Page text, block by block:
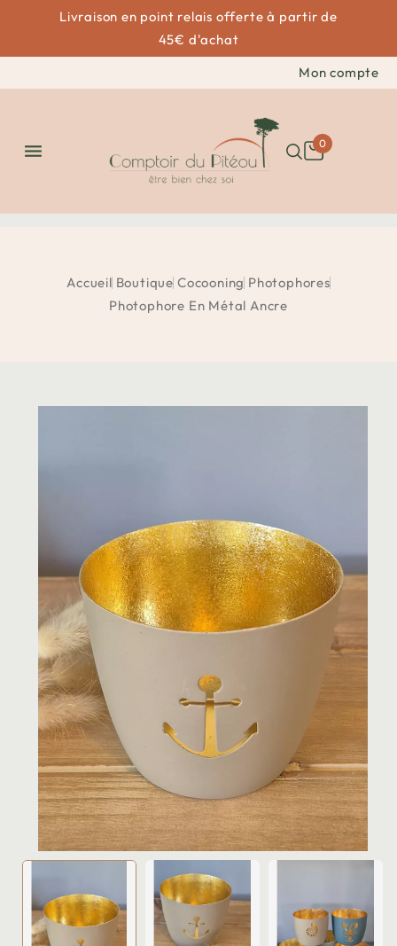
Livraison en point relais offerte à partir de
45€ d'achat
Mon compte
 0
Accueil Boutique Cocooning Photophores
Photophore En Métal Ancre